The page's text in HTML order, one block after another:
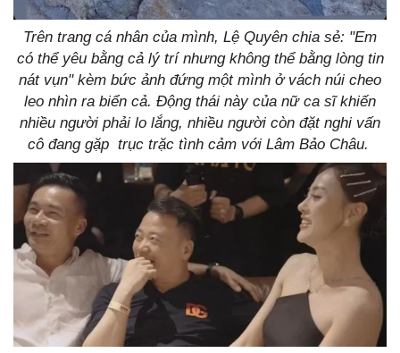
Trên trang cá nhân của mình, Lệ Quyên chia sẻ: "Em
có thể yêu bằng cả lý trí nhưng không thể bằng lòng tin
nát vụn" kèm bức ảnh đứng một mình ở vách núi cheo
leo nhìn ra biển cả. Động thái này của nữ ca sĩ khiến
nhiều người phải lo lắng, nhiều người còn đặt nghi vấn
cô đang gặp trục trặc tình cảm với Lâm Bảo Châu.